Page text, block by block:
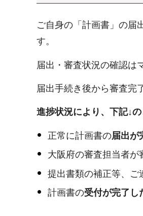
ご自身の「計画書」の届
す。
届出・審査状況の確認は
届出手続き後から審査完
進捗状況により、下記↓
正常に計画書の届出が
大阪府の審査担当者が
提出書類の補正等、ご
計画書の受付が完了し